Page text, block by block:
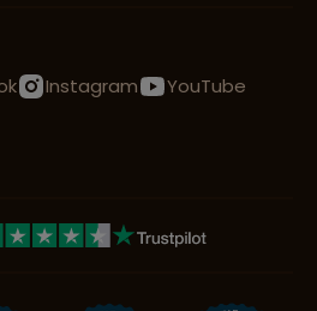
Instagram
YouTube